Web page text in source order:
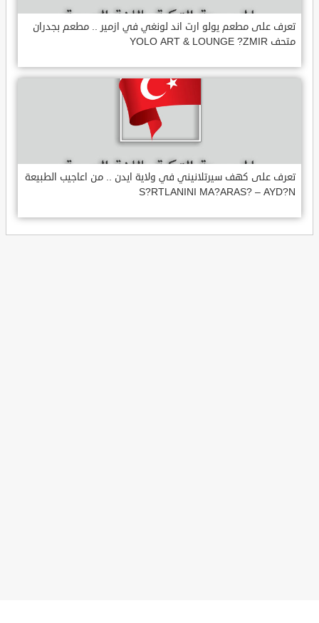
تعرف على مطعم يولو ارت اند لونغي في ازمير .. مطعم بجدران
متحف YOLO ART & LOUNGE ?ZMIR
تعرف على كهف سيرتلانيني في ولاية ايدن .. من اعاجيب الطبيعة
S?RTLANINI MA?ARAS? – AYD?N